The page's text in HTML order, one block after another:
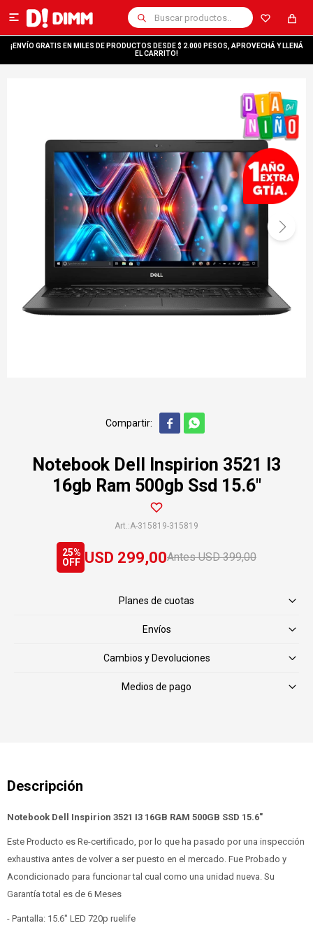

¡ENVÍO GRATIS EN MILES DE PRODUCTOS DESDE $ 2.000 PESOS, APROVECHÁ Y LLENÁ
EL CARRITO!
 
Notebook Dell Inspirion 3521 I3
16gb Ram 500gb Ssd 15.6"
A-315819-315819
USD 299,00 USD 399,00
25
Planes de cuotas
Envíos
Cambios y Devoluciones
Medios de pago
Notebook Dell Inspirion 3521 I3 16GB RAM 500GB SSD 15.6"
Este Producto es Re-certificado, por lo que ha pasado por una inspección
exhaustiva antes de volver a ser puesto en el mercado. Fue Probado y
Acondicionado para funcionar tal cual como una unidad nueva. Su
Garantía total es de 6 Meses
- Pantalla: 15.6" LED 720p ruelife